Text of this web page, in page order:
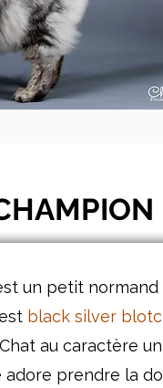
un petit normand
black silver
au caractère
adore prendre la